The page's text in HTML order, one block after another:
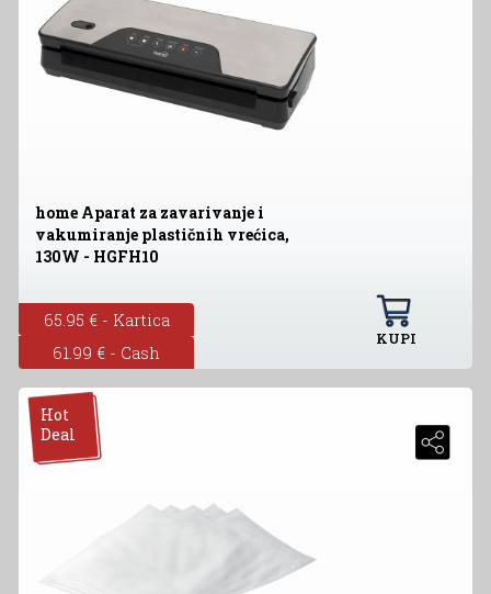
home Aparat za zavarivanje i
vakumiranje plastičnih vrećica,
130W - HGFH10
65.95 € - Kartica
61.99 € - Cash
KUPI
Hot
Deal